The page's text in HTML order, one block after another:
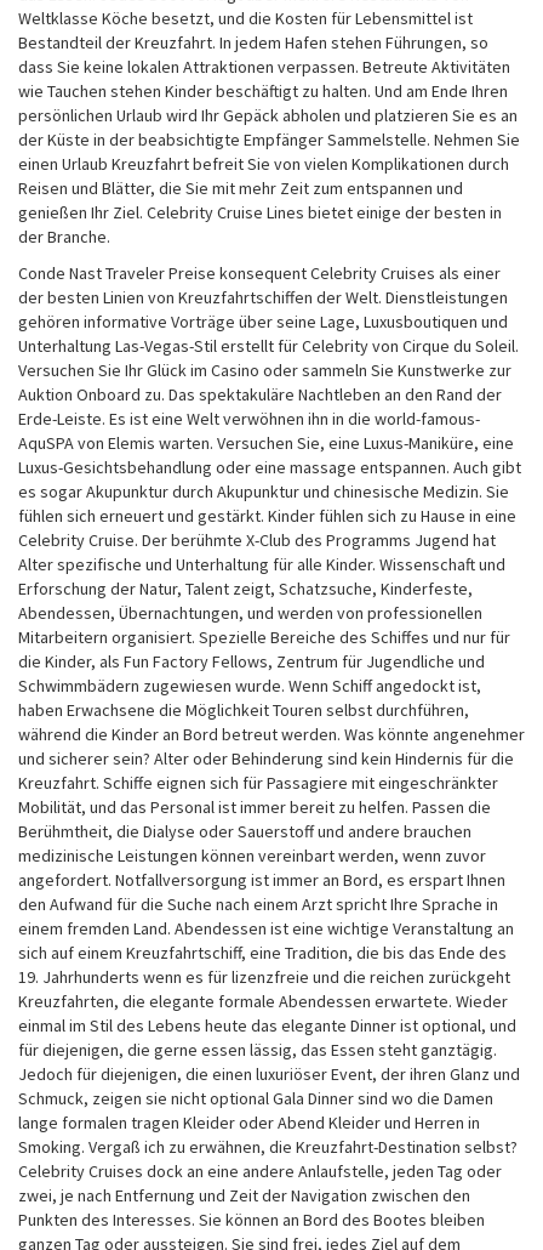
Weltklasse Köche besetzt, und die Kosten für Lebensmittel ist
Bestandteil der Kreuzfahrt. In jedem Hafen stehen Führungen, so
dass Sie keine lokalen Attraktionen verpassen. Betreute Aktivitäten
wie Tauchen stehen Kinder beschäftigt zu halten. Und am Ende Ihren
persönlichen Urlaub wird Ihr Gepäck abholen und platzieren Sie es an
der Küste in der beabsichtigte Empfänger Sammelstelle. Nehmen Sie
einen Urlaub Kreuzfahrt befreit Sie von vielen Komplikationen durch
Reisen und Blätter, die Sie mit mehr Zeit zum entspannen und
genießen Ihr Ziel. Celebrity Cruise Lines bietet einige der besten in
der Branche.
Conde Nast Traveler Preise konsequent Celebrity Cruises als einer
der besten Linien von Kreuzfahrtschiffen der Welt. Dienstleistungen
gehören informative Vorträge über seine Lage, Luxusboutiquen und
Unterhaltung Las-Vegas-Stil erstellt für Celebrity von Cirque du Soleil.
Versuchen Sie Ihr Glück im Casino oder sammeln Sie Kunstwerke zur
Auktion Onboard zu. Das spektakuläre Nachtleben an den Rand der
Erde-Leiste. Es ist eine Welt verwöhnen ihn in die world-famous-
AquSPA von Elemis warten. Versuchen Sie, eine Luxus-Maniküre, eine
Luxus-Gesichtsbehandlung oder eine massage entspannen. Auch gibt
es sogar Akupunktur durch Akupunktur und chinesische Medizin. Sie
fühlen sich erneuert und gestärkt. Kinder fühlen sich zu Hause in eine
Celebrity Cruise. Der berühmte X-Club des Programms Jugend hat
Alter spezifische und Unterhaltung für alle Kinder. Wissenschaft und
Erforschung der Natur, Talent zeigt, Schatzsuche, Kinderfeste,
Abendessen, Übernachtungen, und werden von professionellen
Mitarbeitern organisiert. Spezielle Bereiche des Schiffes und nur für
die Kinder, als Fun Factory Fellows, Zentrum für Jugendliche und
Schwimmbädern zugewiesen wurde. Wenn Schiff angedockt ist,
haben Erwachsene die Möglichkeit Touren selbst durchführen,
während die Kinder an Bord betreut werden. Was könnte angenehmer
und sicherer sein? Alter oder Behinderung sind kein Hindernis für die
Kreuzfahrt. Schiffe eignen sich für Passagiere mit eingeschränkter
Mobilität, und das Personal ist immer bereit zu helfen. Passen die
Berühmtheit, die Dialyse oder Sauerstoff und andere brauchen
medizinische Leistungen können vereinbart werden, wenn zuvor
angefordert. Notfallversorgung ist immer an Bord, es erspart Ihnen
den Aufwand für die Suche nach einem Arzt spricht Ihre Sprache in
einem fremden Land. Abendessen ist eine wichtige Veranstaltung an
sich auf einem Kreuzfahrtschiff, eine Tradition, die bis das Ende des
19. Jahrhunderts wenn es für lizenzfreie und die reichen zurückgeht
Kreuzfahrten, die elegante formale Abendessen erwartete. Wieder
einmal im Stil des Lebens heute das elegante Dinner ist optional, und
für diejenigen, die gerne essen lässig, das Essen steht ganztägig.
Jedoch für diejenigen, die einen luxuriöser Event, der ihren Glanz und
Schmuck, zeigen sie nicht optional Gala Dinner sind wo die Damen
lange formalen tragen Kleider oder Abend Kleider und Herren in
Smoking. Vergaß ich zu erwähnen, die Kreuzfahrt-Destination selbst?
Celebrity Cruises dock an eine andere Anlaufstelle, jeden Tag oder
zwei, je nach Entfernung und Zeit der Navigation zwischen den
Punkten des Interesses. Sie können an Bord des Bootes bleiben
ganzen Tag oder aussteigen. Sie sind frei, jedes Ziel auf dem